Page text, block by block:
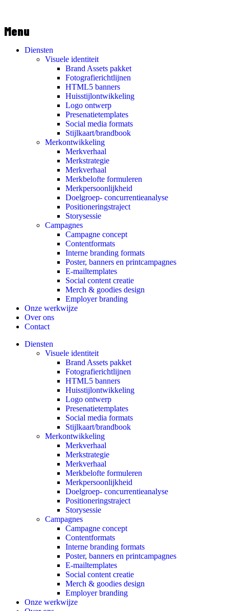
Menu
Diensten
Visuele identiteit
Brand Assets pakket
Fotografierichtlijnen
HTML5 banners
Huisstijlontwikkeling
Logo ontwerp
Presenatietemplates
Social media formats
Stijlkaart/brandbook
Merkontwikkeling
Merkverhaal
Merkstrategie
Merkverhaal
Merkbelofte formuleren
Merkpersoonlijkheid
Doelgroep- concurrentieanalyse
Positioneringstraject
Storysessie
Campagnes
Campagne concept
Contentformats
Interne branding formats
Poster, banners en printcampagnes
E-mailtemplates
Social content creatie
Merch & goodies design
Employer branding
Onze werkwijze
Over ons
Contact
Diensten
Visuele identiteit
Brand Assets pakket
Fotografierichtlijnen
HTML5 banners
Huisstijlontwikkeling
Logo ontwerp
Presenatietemplates
Social media formats
Stijlkaart/brandbook
Merkontwikkeling
Merkverhaal
Merkstrategie
Merkverhaal
Merkbelofte formuleren
Merkpersoonlijkheid
Doelgroep- concurrentieanalyse
Positioneringstraject
Storysessie
Campagnes
Campagne concept
Contentformats
Interne branding formats
Poster, banners en printcampagnes
E-mailtemplates
Social content creatie
Merch & goodies design
Employer branding
Onze werkwijze